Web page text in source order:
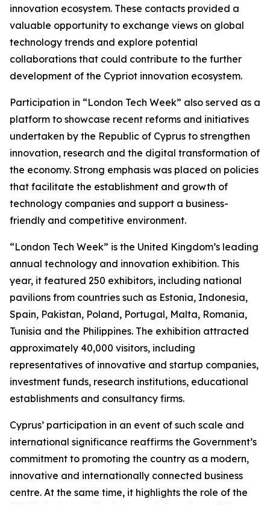
innovation ecosystem. These contacts provided a
valuable opportunity to exchange views on global
technology trends and explore potential
collaborations that could contribute to the further
development of the Cypriot innovation ecosystem.
Participation in “London Tech Week” also served as a
platform to showcase recent reforms and initiatives
undertaken by the Republic of Cyprus to strengthen
innovation, research and the digital transformation of
the economy. Strong emphasis was placed on policies
that facilitate the establishment and growth of
technology companies and support a business-
friendly and competitive environment.
“London Tech Week” is the United Kingdom’s leading
annual technology and innovation exhibition. This
year, it featured 250 exhibitors, including national
pavilions from countries such as Estonia, Indonesia,
Spain, Pakistan, Poland, Portugal, Malta, Romania,
Tunisia and the Philippines. The exhibition attracted
approximately 40,000 visitors, including
representatives of innovative and startup companies,
investment funds, research institutions, educational
establishments and consultancy firms.
Cyprus’ participation in an event of such scale and
international significance reaffirms the Government’s
commitment to promoting the country as a modern,
innovative and internationally connected business
centre. At the same time, it highlights the role of the